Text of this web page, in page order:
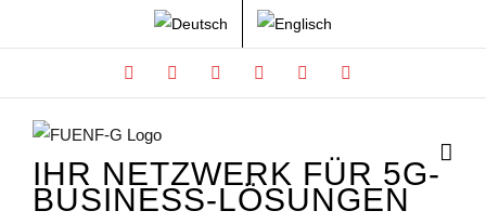
Inhalt
Facebook Instagram LinkedIn
IHR NETZWERK FÜR 5G-
BUSINESS-LÖSUNGEN